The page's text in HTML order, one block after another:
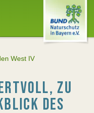
West IV
ZU
DES